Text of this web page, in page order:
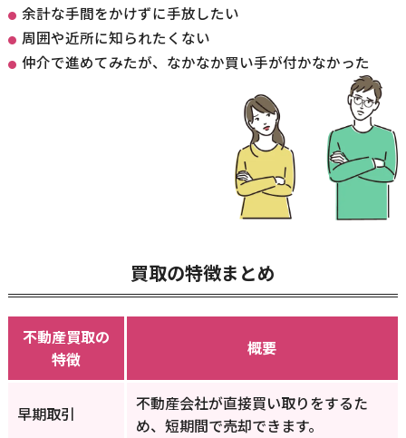
余計な手間をかけずに手放したい
周囲や近所に知られたくない
仲介で進めてみたが、なかなか買い手が付かなかった
買取の特徴まとめ
不動産買取の
特徴
概要
早期取引
不動産会社が直接買い取りをするた
め、短期間で売却できます。